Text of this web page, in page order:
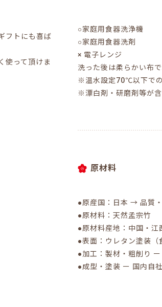
フトにも喜ば
使って頂けま
○家庭用食器洗浄機
○家庭用食器洗剤
× 電子レンジ
洗った後は柔らかい布
※温水設定70℃以下での
※漂白剤・研磨剤等が
原材料
●原産国：日本 → 品質
●原材料：天然孟宗竹
●原材料産地：中国・
●表面：ウレタン塗装（
●加工：製材・粗削り
●成型・塗装 ー 国内自